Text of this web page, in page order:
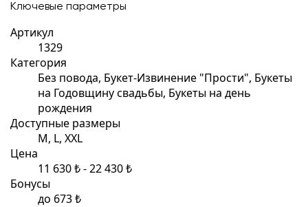
Ключевые параметры
Артикул
1329
Категория
Без повода, Букет-Извинение "Прости", Букеты
на Годовщину свадьбы, Букеты на день
рождения
Доступные размеры
M, L, XXL
Цена
11 630 ₺ - 22 430 ₺
Бонусы
до 673 ₺